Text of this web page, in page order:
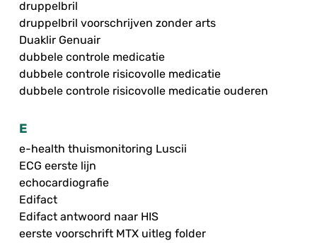
druppelbril
druppelbril voorschrijven zonder arts
Duaklir Genuair
dubbele controle medicatie
dubbele controle risicovolle medicatie
dubbele controle risicovolle medicatie ouderen
E
e-health thuismonitoring Luscii
ECG eerste lijn
echocardiografie
Edifact
Edifact antwoord naar HIS
eerste voorschrift MTX uitleg folder